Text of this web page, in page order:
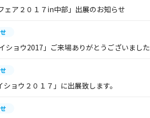
ェア２０１７in中部」出展のお知らせ
ショウ2017」ご来場ありがとうございました
ショウ２０１７」に出展致します。